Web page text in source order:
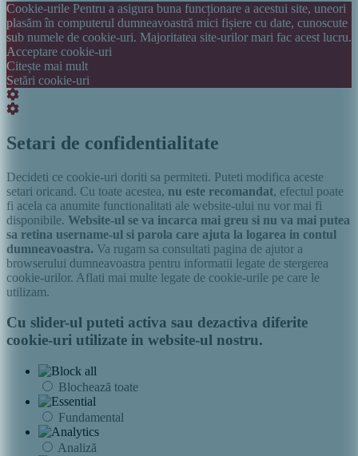
Cookie-urile Pentru a asigura buna funcționare a acestui site, uneori
plasăm în computerul dumneavoastră mici fișiere cu date, cunoscute
sub numele de cookie-uri. Majoritatea site-urilor mari fac acest lucru.
Acceptare cookie-uri
Citește mai mult
Setări cookie-uri
Setări
cookie
Setări
box
Setari de confidentialitate
Decideti ce cookie-uri doriti sa permiteti. Puteti modifica aceste
setari oricand. Cu toate acestea, nu este recomandat, efectul poate
fi acela ca anumite functionalitati ale website-ului nu vor mai fi
disponibile. Website-ul se va incarca mai greu si nu va mai putea
sa retina username-ul si parola care ajuta la logarea in contul
dumneavoastra. Va rugam sa consultati pagina de ajutor a
browserului dumneavoastra pentru informatii legate de stergerea
cookie-urilor. Aflati mai multe legate de cookie-urile pe care le
utilizam.
Cu slider-ul puteti activa sau dezactiva diferite
cookie-uri utilizate in website-ul nostru.
Blochează toate
Fundamental
Analiză